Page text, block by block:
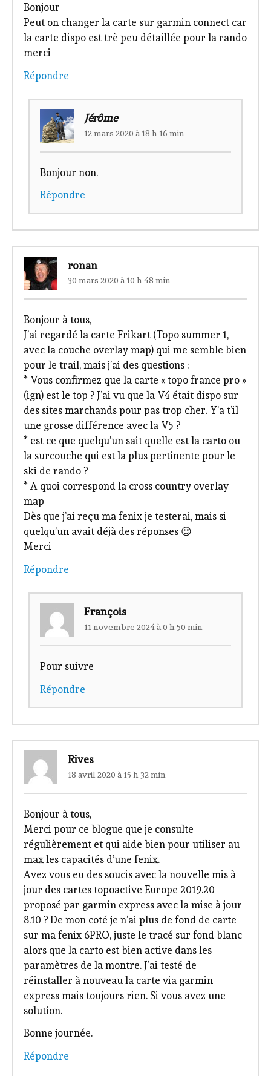
Bonjour
Peut on changer la carte sur garmin connect car
la carte dispo est trè peu détaillée pour la rando
merci
Répondre
Jérôme
12 mars 2020 à 18 h 16 min
Bonjour non.
Répondre
ronan
30 mars 2020 à 10 h 48 min
Bonjour à tous,
J’ai regardé la carte Frikart (Topo summer 1,
avec la couche overlay map) qui me semble bien
pour le trail, mais j’ai des questions :
* Vous confirmez que la carte « topo france pro »
(ign) est le top ? J’ai vu que la V4 était dispo sur
des sites marchands pour pas trop cher. Y’a t’il
une grosse différence avec la V5 ?
* est ce que quelqu’un sait quelle est la carto ou
la surcouche qui est la plus pertinente pour le
ski de rando ?
* A quoi correspond la cross country overlay
map
Dès que j’ai reçu ma fenix je testerai, mais si
quelqu’un avait déjà des réponses 😉
Merci
Répondre
François
11 novembre 2024 à 0 h 50 min
Pour suivre
Répondre
Rives
18 avril 2020 à 15 h 32 min
Bonjour à tous,
Merci pour ce blogue que je consulte
régulièrement et qui aide bien pour utiliser au
max les capacités d’une fenix.
Avez vous eu des soucis avec la nouvelle mis à
jour des cartes topoactive Europe 2019.20
proposé par garmin express avec la mise à jour
8.10 ? De mon coté je n’ai plus de fond de carte
sur ma fenix 6PRO, juste le tracé sur fond blanc
alors que la carto est bien active dans les
paramètres de la montre. J’ai testé de
réinstaller à nouveau la carte via garmin
express mais toujours rien. Si vous avez une
solution.
Bonne journée.
Répondre